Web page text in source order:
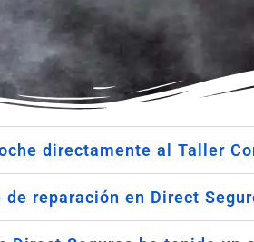
directamente al Taller
de reparación en Direct